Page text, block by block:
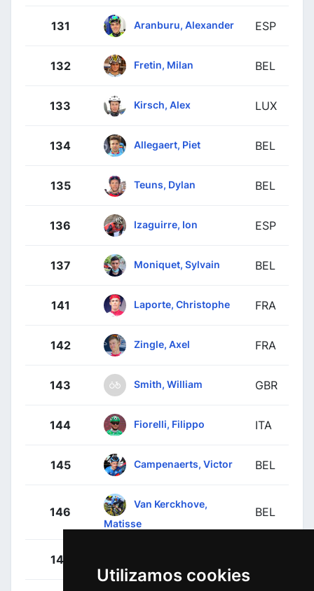
Utilizamos cookies
131 Aranburu, Alexander ESP
132 Fretin, Milan BEL
133 Kirsch, Alex LUX
134 Allegaert, Piet BEL
135 Teuns, Dylan BEL
136 Izaguirre, Ion ESP
137 Moniquet, Sylvain BEL
141 Laporte, Christophe FRA
142 Zingle, Axel FRA
143 Smith, William GBR
144 Fiorelli, Filippo ITA
145 Campenaerts, Victor BEL
146
Van Kerckhove,
Matisse
BEL
147